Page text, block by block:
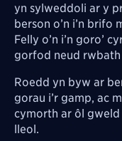
yn sylweddoli ar y
berson o’n i’n brifo
Felly o’n i’n goro’
gorfod neud
Roedd yn byw ar
gorau i’r gamp, ac
cymorth ar ôl
lleol.